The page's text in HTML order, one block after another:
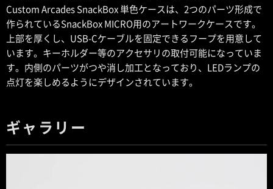
Custom Arcades SnackBox 単色ケースは、2つのパーツ形成で
作られているSnackBox MICRO用のアートワークケースです。
上部を厚くし、USB-Cケーブルを固定できるフープを用意して
います。キーホルダー等のアクセサリの取付可能になっていま
す。内側のパーツがつや消し加工となっており、LEDランプの
点灯を楽しめるようにデザインされています。
ギャラリー